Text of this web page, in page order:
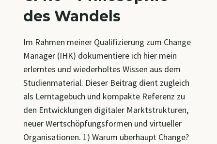
des Wandels
Im Rahmen meiner Qualifizierung zum Change
Manager (IHK) dokumentiere ich hier mein
erlerntes und wiederholtes Wissen aus dem
Studienmaterial. Dieser Beitrag dient zugleich
als Lerntagebuch und kompakte Referenz zu
den Entwicklungen digitaler Marktstrukturen,
neuer Wertschöpfungsformen und virtueller
Organisationen. 1) Warum überhaupt Change?